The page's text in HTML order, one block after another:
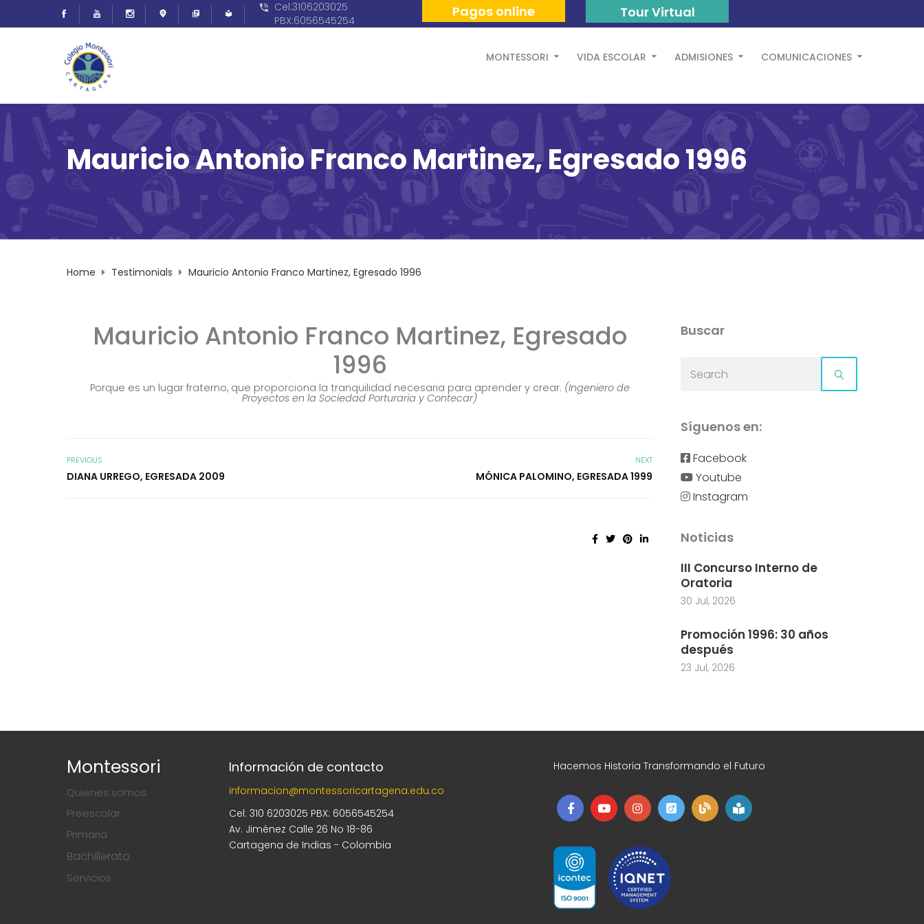
Cel:3106203025
PBX:6056545254
Pagos online Tour Virtual
MONTESSORI VIDA ESCOLAR ADMISIONES COMUNICACIONES
Mauricio Antonio Franco Martinez, Egresado 1996
Home Testimonials Mauricio Antonio Franco Martinez, Egresado 1996
Mauricio Antonio Franco Martinez, Egresado
1996
Porque es un lugar fraterno, que proporciona la tranquilidad necesaria para aprender y crear. (Ingeniero de
Proyectos en la Sociedad Porturaria y Contecar)
PREVIOUS
DIANA URREGO, EGRESADA 2009
NEXT
MÓNICA PALOMINO, EGRESADA 1999
Buscar
Síguenos en:
Facebook
Youtube
Instagram
Noticias
III Concurso Interno de
Oratoria
30 Jul, 2026
Promoción 1996: 30 años
después
23 Jul, 2026
Montessori
Quienes somos
Preescolar
Primaria
Bachillerato
Servicios
Información de contacto
informacion@montessoricartagena.edu.co
Cel: 310 6203025 PBX: 6056545254
Av. Jiménez Calle 26 No 18-86
Cartagena de Indias - Colombia
Hacemos Historia Transformando el Futuro